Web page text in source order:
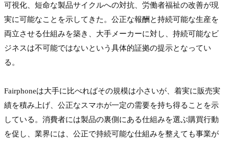
可視化、短命な製品サイクルへの対抗、労働者福祉の改善が現
実に可能なことを示してきた。公正な報酬と持続可能な生産を
両立させる仕組みを築き、大手メーカーに対し、持続可能なビ
ジネスは不可能ではないという具体的証拠の提示となってい
る。
Fairphoneは大手に比べればその規模は小さいが、着実に販売実
績を積み上げ、公正なスマホが一定の需要を持ち得ることを示
している。消費者には製品の裏側にある仕組みを選ぶ購買行動
を促し、業界には、公正で持続可能な仕組みを整えても事業が